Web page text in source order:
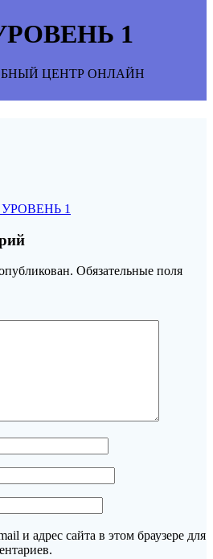
1
ЦЕНТР ОНЛАЙН
1
Обязательные поля
и адрес сайта в этом браузере для